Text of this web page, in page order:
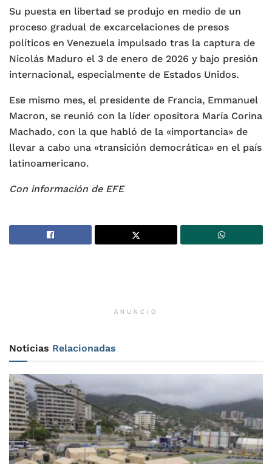
Su puesta en libertad se produjo en medio de un
proceso gradual de excarcelaciones de presos
políticos en Venezuela impulsado tras la captura de
Nicolás Maduro el 3 de enero de 2026 y bajo presión
internacional, especialmente de Estados Unidos.
Ese mismo mes, el presidente de Francia, Emmanuel
Macron, se reunió con la líder opositora María Corina
Machado, con la que habló de la «importancia» de
llevar a cabo una «transición democrática» en el país
latinoamericano.
Con información de EFE
ANUNCIO
Noticias Relacionadas